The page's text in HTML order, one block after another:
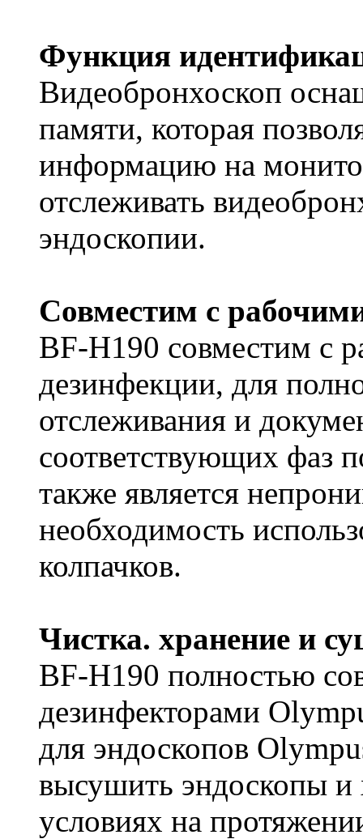
Функция
Видеобронхоскоп
памяти, которая
информацию на
отслеживать
эндоскопии.
Совместим с
BF-H190 совместим с
дезинфекции, для
отслеживания и
соответствующих фаз
также является
необходимость
колпачков.
Чистка. хранение и
BF-H190 полностью
дезинфекторами
для эндоскопов
высушить эндоскопы и
условиях на